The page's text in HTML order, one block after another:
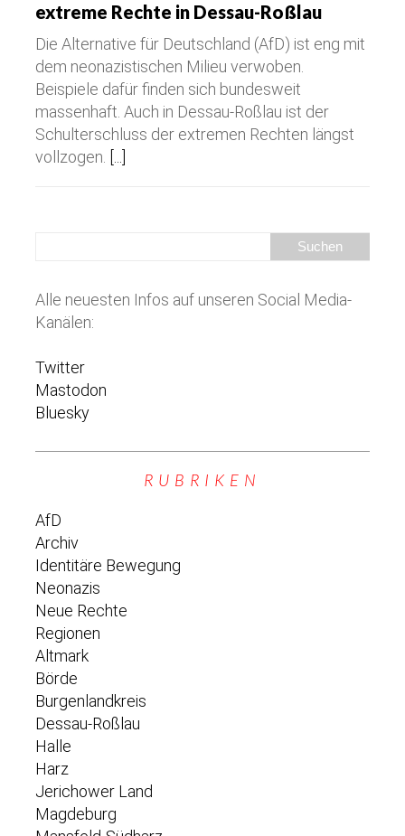
extreme Rechte in Dessau-Roßlau
Die Alternative für Deutschland (AfD) ist eng mit
dem neonazistischen Milieu verwoben.
Beispiele dafür finden sich bundesweit
massenhaft. Auch in Dessau-Roßlau ist der
Schulterschluss der extremen Rechten längst
vollzogen.
Alle neuesten Infos auf unseren Social Media-
Kanälen:
Twitter
Mastodon
Bluesky
RUBRIKEN
AfD
Archiv
Identitäre Bewegung
Neonazis
Neue Rechte
Regionen
Altmark
Börde
Burgenlandkreis
Dessau-Roßlau
Halle
Harz
Jerichower Land
Magdeburg